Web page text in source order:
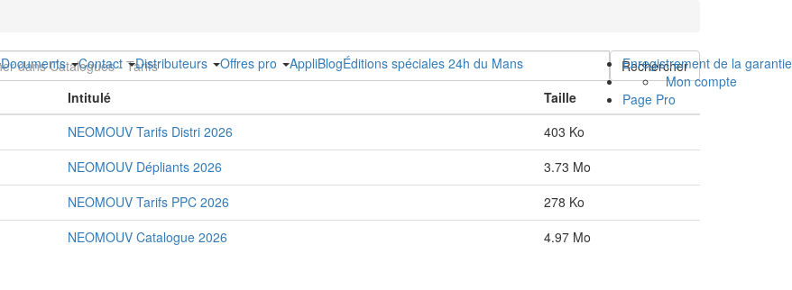
Enregistrement de la garantie
Mon compte
Page Pro
Documents Contact Distributeurs Offres pro AppliBlogÉditions spéciales 24h du Mans
Rechercher
Intitulé
Taille
NEOMOUV Tarifs Distri 2026
403 Ko
NEOMOUV Dépliants 2026
3.73 Mo
NEOMOUV Tarifs PPC 2026
278 Ko
NEOMOUV Catalogue 2026
4.97 Mo